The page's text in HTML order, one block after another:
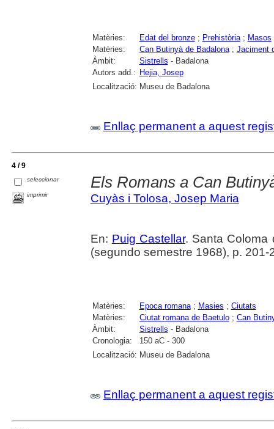
Matèries: Edat del bronze; Prehistòria; Masos
Matèries:
Can Butinyà de Badalona; Jaciment
Àmbit:
Sistrells - Badalona
Autors add.: Hejia, Josep
Localització: Museu de Badalona
Enllaç permanent a aquest
4 / 9
seleccionar
imprimir
Els Romans a Can
Cuyàs i Tolosa, Josep Maria
En: Puig Castellar. Santa Coloma
(segundo semestre 1968), p. 201-
Matèries: Epoca romana; Masies ; Ciutats
Matèries:
Ciutat romana de Baetulo; Can
Àmbit:
Sistrells - Badalona
Cronologia:
150 aC - 300
Localització: Museu de Badalona
Enllaç permanent a aquest